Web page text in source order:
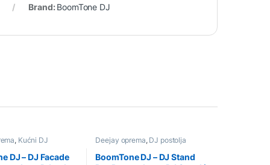
Brand:BoomTone DJ
, Kućni DJ
DJ – DJ Facade
Deejay oprema, DJ postolja
BoomTone DJ – DJ Stand